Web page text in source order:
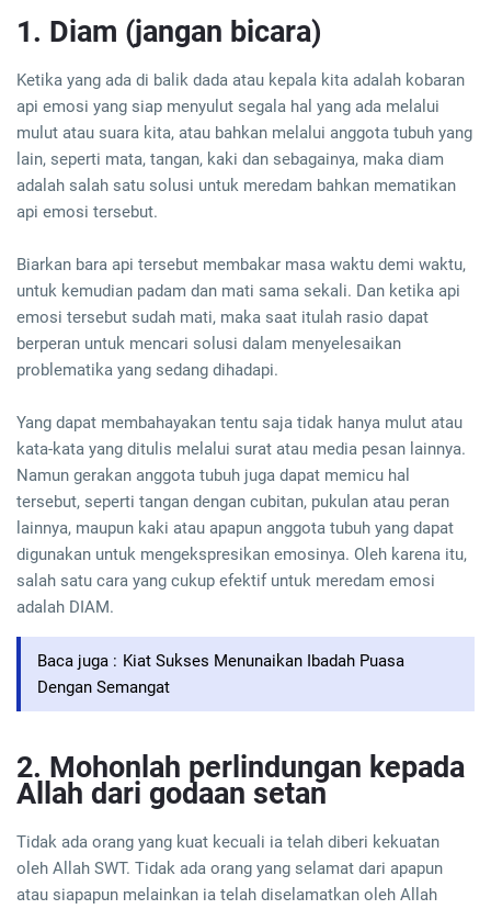
1. Diam (jangan bicara)
Ketika yang ada di balik dada atau kepala kita adalah kobaran
api emosi yang siap menyulut segala hal yang ada melalui
mulut atau suara kita, atau bahkan melalui anggota tubuh yang
lain, seperti mata, tangan, kaki dan sebagainya, maka diam
adalah salah satu solusi untuk meredam bahkan mematikan
api emosi tersebut.
Biarkan bara api tersebut membakar masa waktu demi waktu,
untuk kemudian padam dan mati sama sekali. Dan ketika api
emosi tersebut sudah mati, maka saat itulah rasio dapat
berperan untuk mencari solusi dalam menyelesaikan
problematika yang sedang dihadapi.
Yang dapat membahayakan tentu saja tidak hanya mulut atau
kata-kata yang ditulis melalui surat atau media pesan lainnya.
Namun gerakan anggota tubuh juga dapat memicu hal
tersebut, seperti tangan dengan cubitan, pukulan atau peran
lainnya, maupun kaki atau apapun anggota tubuh yang dapat
digunakan untuk mengekspresikan emosinya. Oleh karena itu,
salah satu cara yang cukup efektif untuk meredam emosi
adalah DIAM.
Baca juga : Kiat Sukses Menunaikan Ibadah Puasa
Dengan Semangat
2. Mohonlah perlindungan kepada
Allah dari godaan setan
Tidak ada orang yang kuat kecuali ia telah diberi kekuatan
oleh Allah SWT. Tidak ada orang yang selamat dari apapun
atau siapapun melainkan ia telah diselamatkan oleh Allah